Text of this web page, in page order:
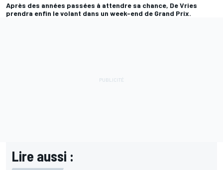
Après des années passées à attendre sa chance, De Vries
prendra enfin le volant dans un week-end de Grand Prix.
Lire aussi :